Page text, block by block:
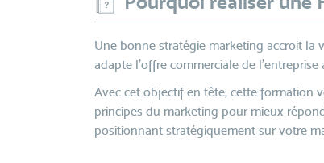
Une bonne stratégie marketing accroit la
adapte l'offre commerciale de l'entreprise
Avec cet objectif en tête, cette formation
principes du marketing pour mieux
positionnant stratégiquement sur votre